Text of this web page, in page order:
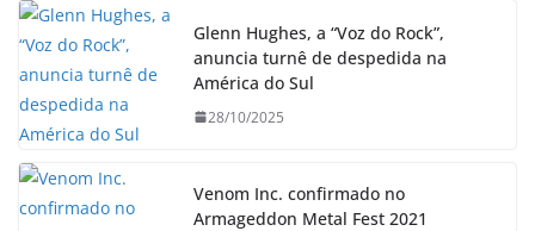
Glenn Hughes, a “Voz do Rock”,
anuncia turnê de despedida na
América do Sul
28/10/2025
Venom Inc. confirmado no
Armageddon Metal Fest 2021